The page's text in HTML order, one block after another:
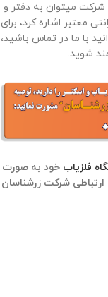
میتوان به دفتر و
معتبر اشاره کرد، برای
با ما در تماس باشید،
شوید.
فلزیاب خود به صورت
شرکت زرشناسان